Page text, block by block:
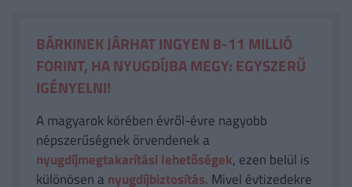
BÁRKINEK JÁRHAT INGYEN 8-11 MILLIÓ
FORINT, HA NYUGDÍJBA MEGY: EGYSZERŰ
IGÉNYELNI!
A magyarok körében évről-évre nagyobb
népszerűségnek örvendenek a
nyugdíjmegtakarítási lehetőségek, ezen belül is
különösen a nyugdíjbiztosítás. Mivel évtizedekre